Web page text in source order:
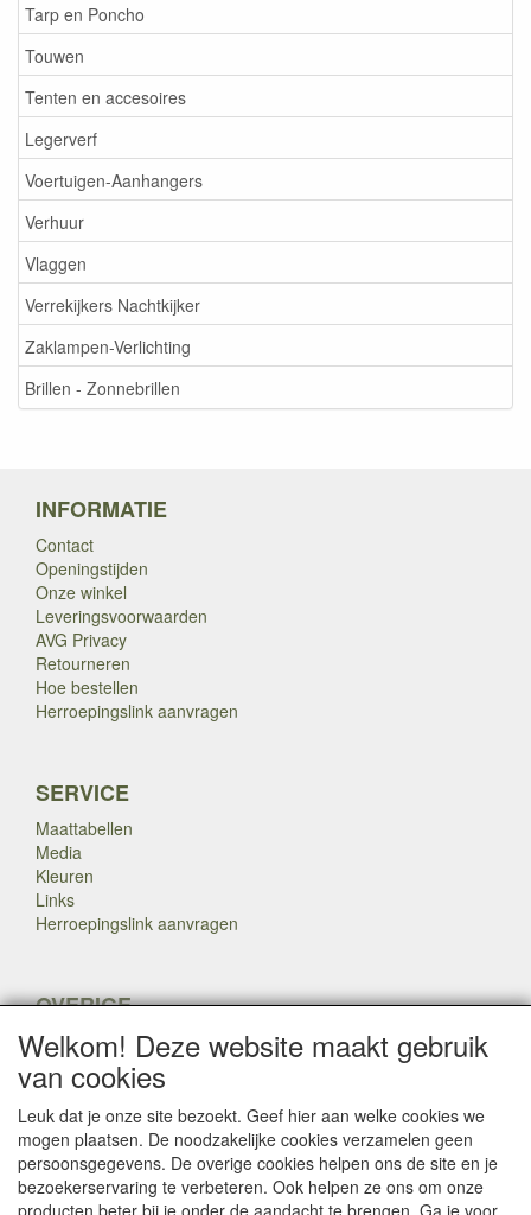
Tarp en Poncho
Touwen
Tenten en accesoires
Legerverf
Voertuigen-Aanhangers
Verhuur
Vlaggen
Verrekijkers Nachtkijker
Zaklampen-Verlichting
Brillen - Zonnebrillen
INFORMATIE
Contact
Openingstijden
Onze winkel
Leveringsvoorwaarden
AVG Privacy
Retourneren
Hoe bestellen
Herroepingslink aanvragen
SERVICE
Maattabellen
Media
Kleuren
Links
Herroepingslink aanvragen
OVERIGE
Veteranen
Nieuws
Inkoop
Herroepingslink aanvragen
Copyright Dump Company2009-2025 Webmaster: Dump
Company
Welkom! Deze website maakt gebruik
van cookies
Leuk dat je onze site bezoekt. Geef hier aan welke cookies we
mogen plaatsen. De noodzakelijke cookies verzamelen geen
persoonsgegevens. De overige cookies helpen ons de site en je
bezoekerservaring te verbeteren. Ook helpen ze ons om onze
producten beter bij je onder de aandacht te brengen. Ga je voor